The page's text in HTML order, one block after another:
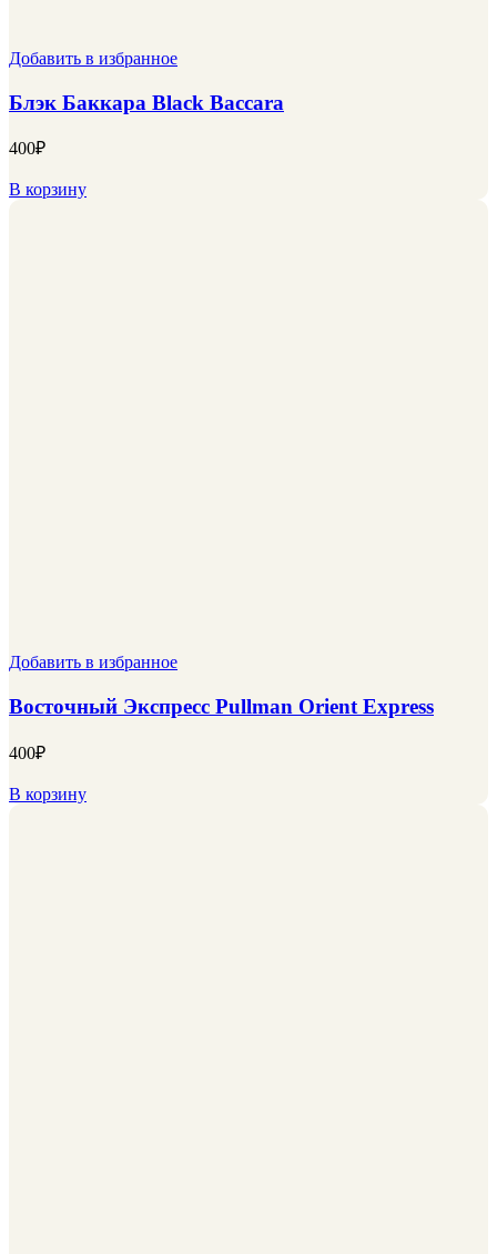
Добавить в избранное
Блэк Баккара Black Baccara
400₽
В корзину
Добавить в избранное
Восточный Экспресс Pullman Orient Express
400₽
В корзину